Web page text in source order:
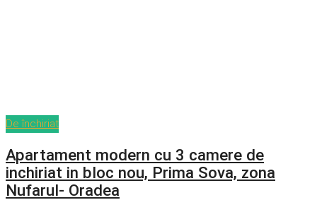
De închiriat
Apartament modern cu 3 camere de
inchiriat in bloc nou, Prima Sova, zona
Nufarul- Oradea